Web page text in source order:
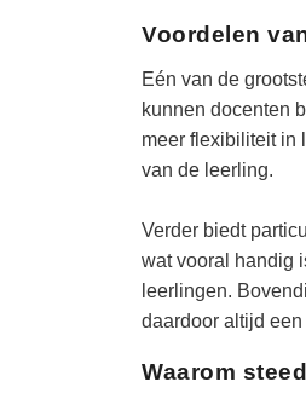
Voordelen
Eén van de
kunnen docenten
meer flexibiliteit in
van de leerling.
Verder biedt
wat vooral handig
leerlingen.
daardoor altijd
Waarom